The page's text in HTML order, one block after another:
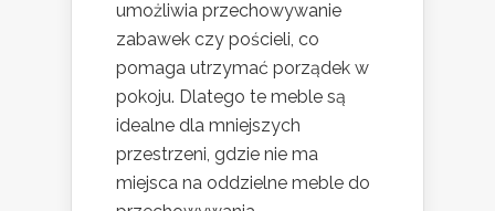
umożliwia przechowywanie
zabawek czy pościeli, co
pomaga utrzymać porządek w
pokoju. Dlatego te meble są
idealne dla mniejszych
przestrzeni, gdzie nie ma
miejsca na oddzielne meble do